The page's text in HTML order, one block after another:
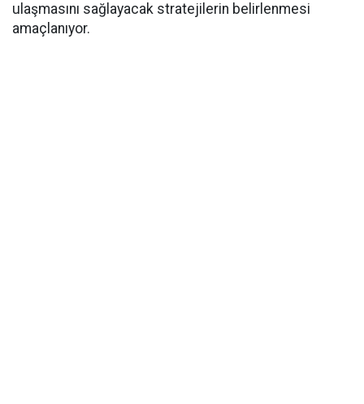
ulaşmasını sağlayacak stratejilerin belirlenmesi
amaçlanıyor.